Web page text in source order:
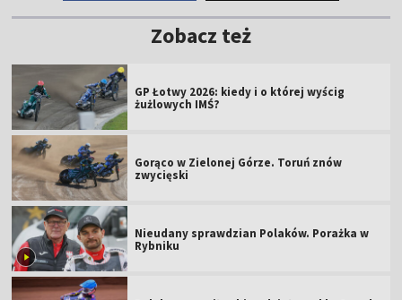
Zobacz też
GP Łotwy 2026: kiedy i o której wyścig
żużlowych IMŚ?
Gorąco w Zielonej Górze. Toruń znów
zwycięski
Nieudany sprawdzian Polaków. Porażka w
Rybniku